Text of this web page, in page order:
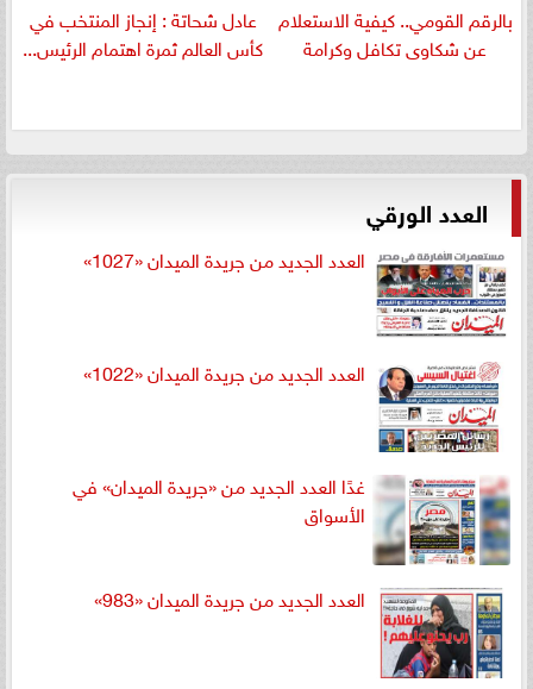
بالرقم القومي.. كيفية الاستعلام
عن شكاوى تكافل وكرامة
عادل شحاتة : إنجاز المنتخب في
كأس العالم ثمرة اهتمام الرئيس...
العدد الورقي
العدد الجديد من جريدة الميدان «1027»
العدد الجديد من جريدة الميدان «1022»
غدًا العدد الجديد من «جريدة الميدان» في
الأسواق
العدد الجديد من جريدة الميدان «983»